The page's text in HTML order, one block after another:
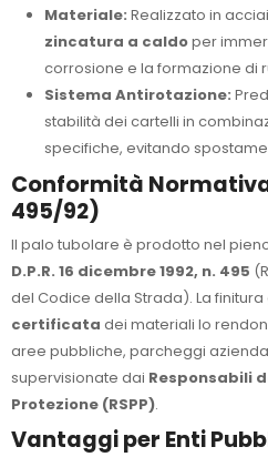
Materiale: Realizzato in
zincatura a caldoper
corrosione e la formazione di
Sistema Antirotazione:
stabilità dei cartelli in
specifiche, evitando
Conformità Normativa
495/92)
Il palo tubolare è prodotto nel
D.P.R. 16 dicembre 1992, n. 495
del Codice della Strada). La
certificata dei materiali lo
aree pubbliche, parcheggi
supervisionate dai Responsabili
Protezione (RSPP).
Vantaggi per Enti